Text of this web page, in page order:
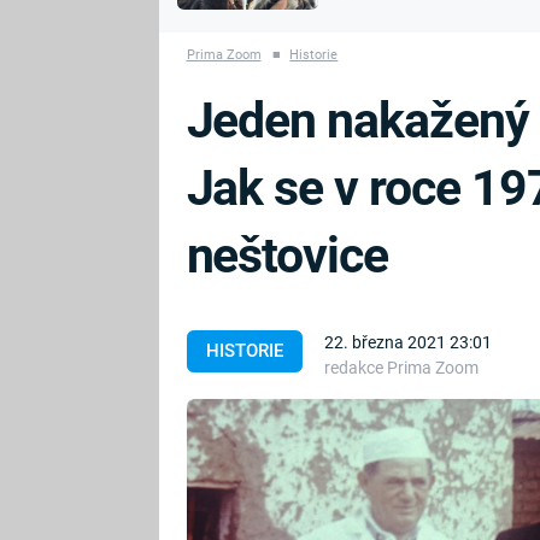
PRVNÍ SVĚTOVÁ
BRITSKÁ
RODINA
Prima Zoom ■ Historie
HISTORIE
22. března 2021 23:01
redakce Prima Zoom
Jeden
Jak se v roce
neštovice